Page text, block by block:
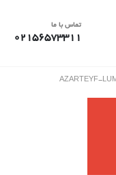
تماس با ما
02156573311
AZARTEYF-